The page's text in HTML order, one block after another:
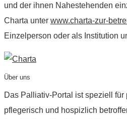
und der ihnen Nahestehenden
Charta unter www.charta-zur-
Einzelperson oder als Institution
Über uns
Das Palliativ-Portal ist speziell
pflegerisch und hospizlich